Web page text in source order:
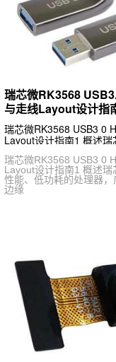
瑞芯微RK3568
与走线Layout设计指
瑞芯微RK3568 USB3 0
Layout设计指南1 概述
边缘
瑞芯微RK3568 USB3 0
Layout设计指南1 概述
性能、低功耗的处理器，
边缘